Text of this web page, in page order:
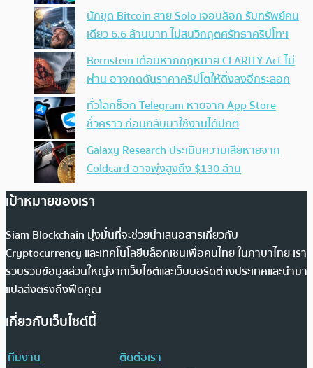
นักขุด Bitcoin สาย Solo เจอบล็อก รับทรัพย์คน
เดียว 6.6 ล้านบาท ไม่สนวิกฤตศรัทธาคริปโทฯ
Bernstein เตือนหากกฎหมาย CLARITY Act ไม่
ผ่าน อาจกดดันราคาคริปโตให้ดิ่งลงอีกระลอก
ทั่วโลกช็อก Telegram หายจาก App Store
ชั่วคราว ก่อนกลับมาใช้งานได้ปกติ
Galaxy Research ประเมินความเสียหายจาก
Coldcard อาจพุ่งสูงถึง $130 ล้าน
เป้าหมายของเรา
Siam Blockchain มุ่งมั่นที่จะช่วยนำเสนอสารเกี่ยวกับ
Cryptocurrency และเทคโนโลยีบล็อกเชนเพื่อคนไทย ในภาษาไทย เรา
รวบรวมข้อมูลส่วนใหญ่จากเว็บไซต์และเว็บบอร์ดต่างประเทศและนำมา
แปลส่งตรงถึงฟีดคุณ
เกี่ยวกับเว็บไซต์นี้
ทีมงาน
ติดต่อเรา